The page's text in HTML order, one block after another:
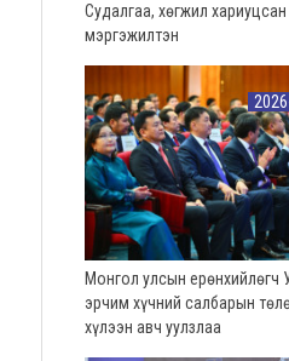
Судалгаа, хөгжил хариуцсан
мэргэжилтэн
Монгол улсын ерөнхийлөгч
эрчим хүчний салбарын
хүлээн авч уулзлаа